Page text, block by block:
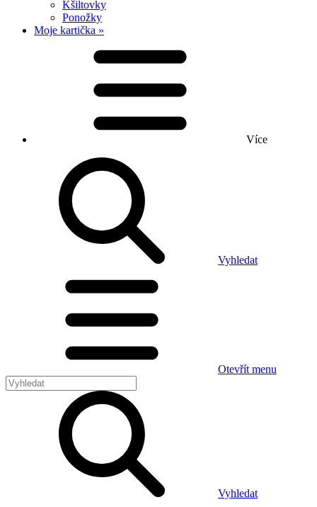
Kšiltovky
Ponožky
Moje kartička »
Více
Vyhledat
Otevřít menu
Vyhledat